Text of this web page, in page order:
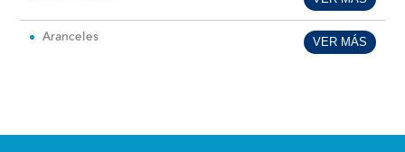
Aranceles VER MÁS